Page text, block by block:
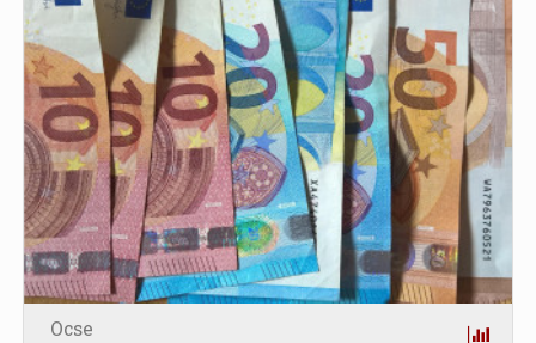
Ocse